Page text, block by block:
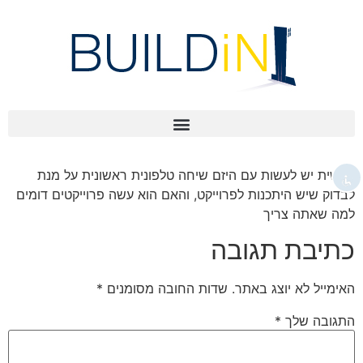
השבת את ההבזקים
zoom_in התקרב
remove_circle_outline הקטן את הגופן
add_circle_outline הגדל את הגופן
brightness_low ניגודיות כהה
ראשית יש לעשות עם היזם שיחה טלפונית ראשונית על מנת
לבדוק שיש היתכנות לפרוייקט, והאם הוא עשה פרוייקטים דומים
למה שאתה צריך
כתיבת תגובה
האימייל לא יוצג באתר. שדות החובה מסומנים *
התגובה שלך *